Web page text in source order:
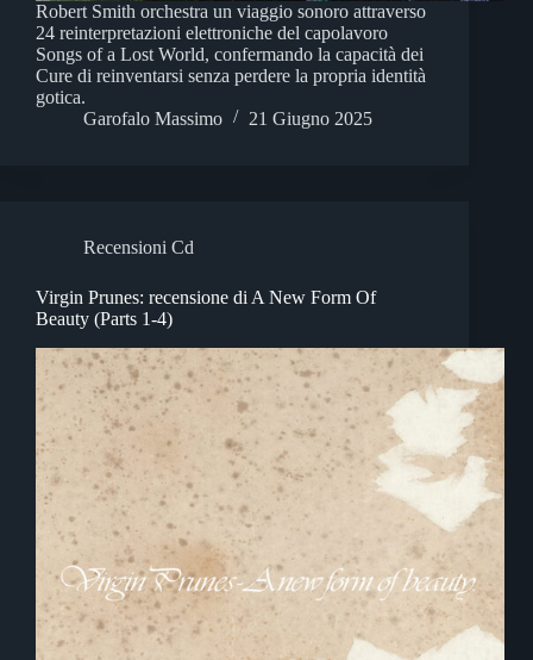
Robert Smith orchestra un viaggio sonoro attraverso
24 reinterpretazioni elettroniche del capolavoro
Songs of a Lost World, confermando la capacità dei
Cure di reinventarsi senza perdere la propria identità
gotica.
Garofalo Massimo
21 Giugno 2025
Recensioni Cd
Virgin Prunes: recensione di A New Form Of
Beauty (Parts 1-4)